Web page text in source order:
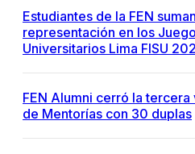
Estudiantes de la FEN
representación en los
Universitarios Lima FISU
FEN Alumni cerró la
de Mentorías con 30 duplas